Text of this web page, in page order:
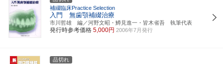
補綴臨床Practice Selection
入門 無歯顎補綴治療
市川哲雄 編／河野文昭・鱒見進一・皆木省吾 執筆代表
発行時参考価格 5,000円 2006年7月発行
品切れ